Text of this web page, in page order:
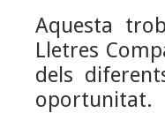
Aquesta
Lletres
dels
oportunitat.